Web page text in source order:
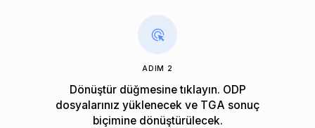
ADIM 2
Dönüştür düğmesine tıklayın. ODP
dosyalarınız yüklenecek ve TGA sonuç
biçimine dönüştürülecek.